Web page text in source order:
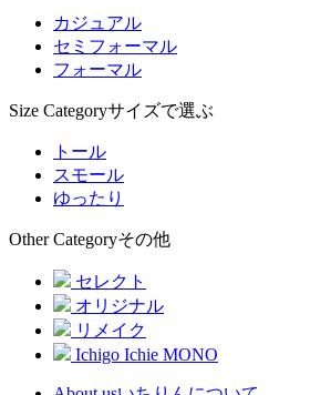
カジュアル
セミフォーマル
フォーマル
Size Categoryサイズで選ぶ
トール
スモール
ゆったり
Other Categoryその他
セレクト
オリジナル
リメイク
Ichigo Ichie MONO